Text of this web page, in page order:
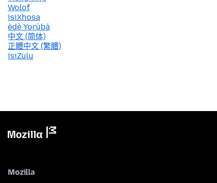
Wolof
isiXhosa
èdè Yorùbá
中文 (简体)
正體中文 (繁體)
isiZulu
Mozilla